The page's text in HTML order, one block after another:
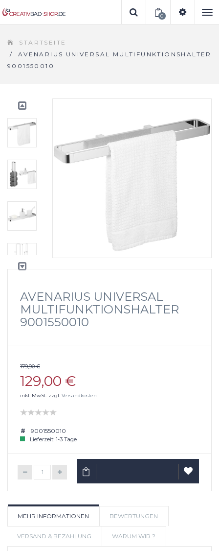
0
STARTSEITE
/
AVENARIUS UNIVERSAL MULTIFUNKTIONSHALTER
9001550010
AVENARIUS UNIVERSAL
MULTIFUNKTIONSHALTER
9001550010
179,90 €
129,00 €
inkl. MwSt. zzgl. Versandkosten
9001550010
Lieferzeit: 1-3 Tage
IN DEN WARENKORB
MEHR INFORMATIONEN BEWERTUNGEN
VERSAND & BEZAHLUNG WARUM WIR ?